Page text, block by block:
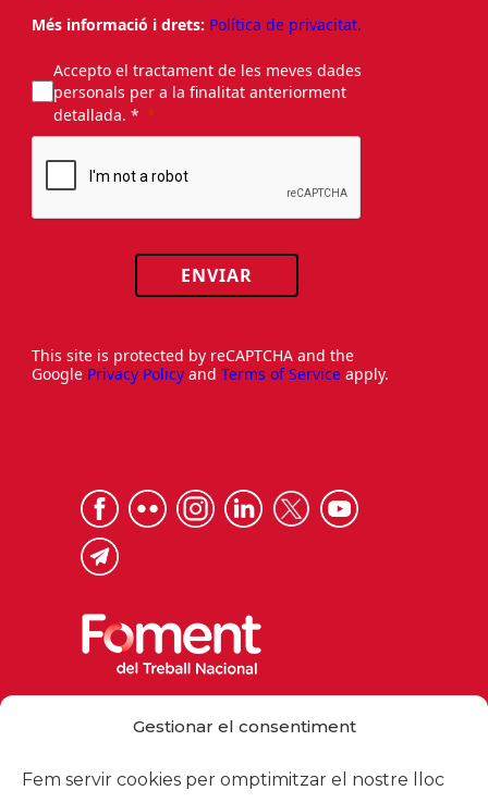
Gestionar el consentiment
Fem servir cookies per omptimitzar el nostre lloc
Més informació i drets: Política de privacitat.
Accepto el tractament de les meves dades
personals per a la finalitat anteriorment
detallada. *
ENVIAR
This site is protected by reCAPTCHA and the
Google Privacy Policy and Terms of Service apply.
foment@foment.com